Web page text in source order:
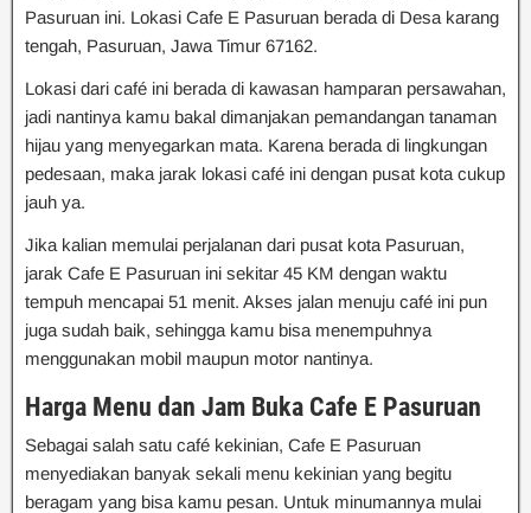
Pasuruan ini. Lokasi Cafe E Pasuruan berada di Desa karang
tengah, Pasuruan, Jawa Timur 67162.
Lokasi dari café ini berada di kawasan hamparan persawahan,
jadi nantinya kamu bakal dimanjakan pemandangan tanaman
hijau yang menyegarkan mata. Karena berada di lingkungan
pedesaan, maka jarak lokasi café ini dengan pusat kota cukup
jauh ya.
Jika kalian memulai perjalanan dari pusat kota Pasuruan,
jarak Cafe E Pasuruan ini sekitar 45 KM dengan waktu
tempuh mencapai 51 menit. Akses jalan menuju café ini pun
juga sudah baik, sehingga kamu bisa menempuhnya
menggunakan mobil maupun motor nantinya.
Harga Menu dan Jam Buka Cafe E Pasuruan
Sebagai salah satu café kekinian, Cafe E Pasuruan
menyediakan banyak sekali menu kekinian yang begitu
beragam yang bisa kamu pesan. Untuk minumannya mulai